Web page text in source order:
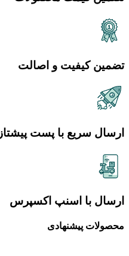
تضمین کیفیت و اصالت
ارسال سریع با پست پیشتاز
ارسال با اسنپ اکسپرس
محصولات پیشنهادی